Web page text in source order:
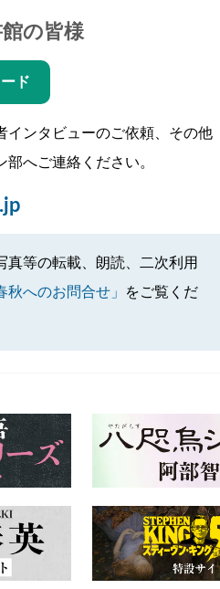
の皆様
ド
インタビューのご依頼、その他
へご連絡ください。
等の転載、朗読、二次利用
秋へのお問合せ」
をご覧くだ